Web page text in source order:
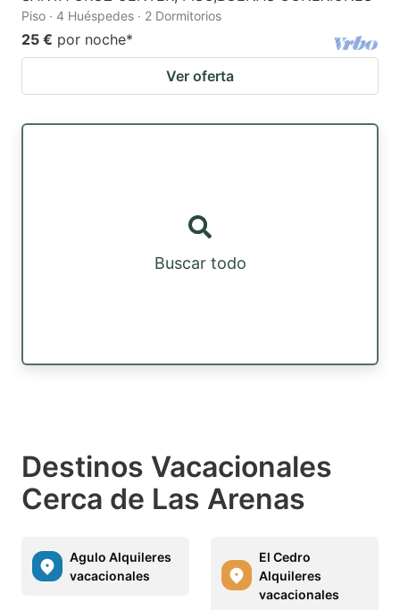
Piso · 4 Huéspedes · 2 Dormitorios
25 € por noche*
Ver oferta
Buscar todo
Destinos Vacacionales
Cerca de Las Arenas
Agulo Alquileres
vacacionales
El Cedro
Alquileres
vacacionales